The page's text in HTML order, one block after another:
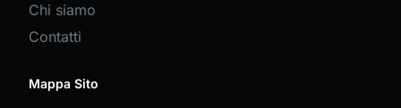
Chi siamo
Contatti
Mappa Sito